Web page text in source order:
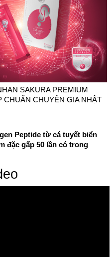
SAKURA PREMIUM
CHUẨN CHUYÊN GIA NHẬT
Peptide từ cá tuyết biển
đặc gấp 50 lần có trong